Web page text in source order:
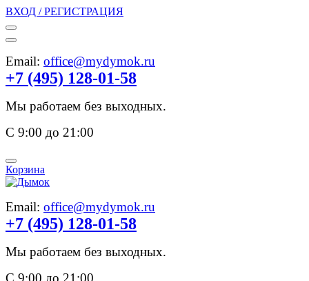
ВХОД / РЕГИСТРАЦИЯ
Email: office@mydymok.ru
+7 (495) 128-01-58
Мы работаем без выходных.
С 9:00 до 21:00
Корзина
Email: office@mydymok.ru
+7 (495) 128-01-58
Мы работаем без выходных.
С 9:00 до 21:00